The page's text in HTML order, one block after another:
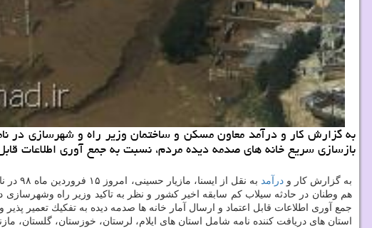
بازسازی سریع خانه های صدمه دیده مردم، نسبت به جمع آوری اطلاعات
به گزارش كار ودرآمد
هم وطنان در حادثه سیلاب كم سابقه اخیر كشور و نظر به تاكید وزیر راه وشهرسازی
جمع آوری اطلاعات قابل اعتماد و ارسال آمار خانه ها صدمه دیده به تفكیك تعمیر
استان های دریافت كننده نامه شامل استان های ایلام، لرستان، خوزستان، گلستان،